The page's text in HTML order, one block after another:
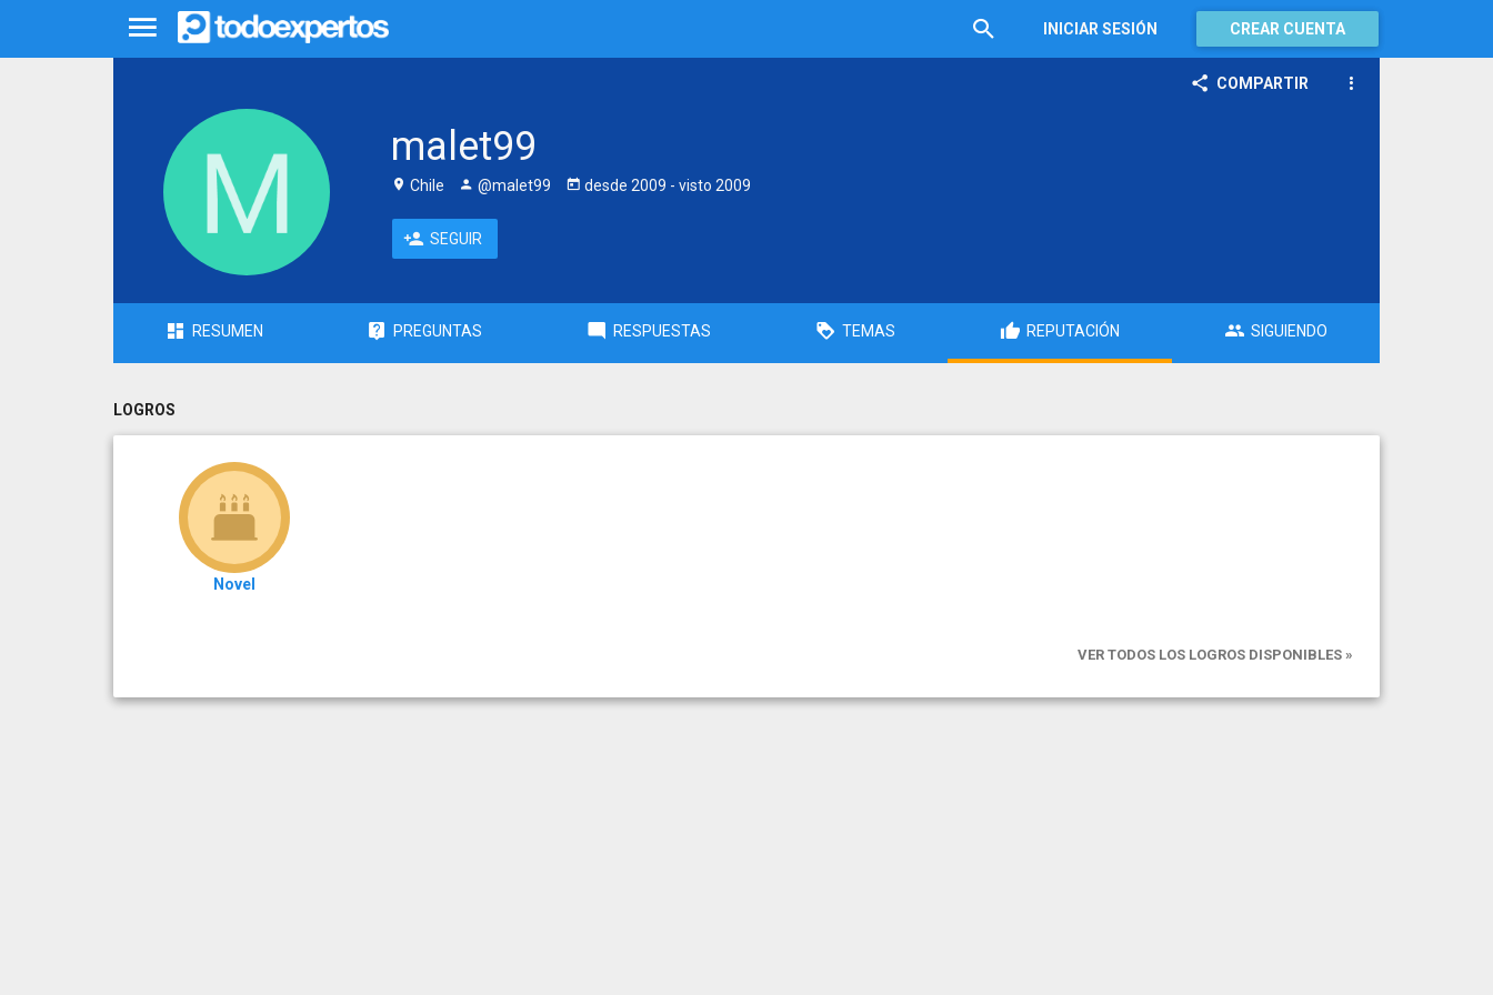
INICIAR SESIÓN CREAR CUENTA
COMPARTIR
malet99
Chile @malet99 desde 2009 - visto 2009
SEGUIR
RESUMEN PREGUNTAS RESPUESTAS TEMAS REPUTACIÓN SIGUIENDO
LOGROS
Novel
VER TODOS LOS LOGROS DISPONIBLES »